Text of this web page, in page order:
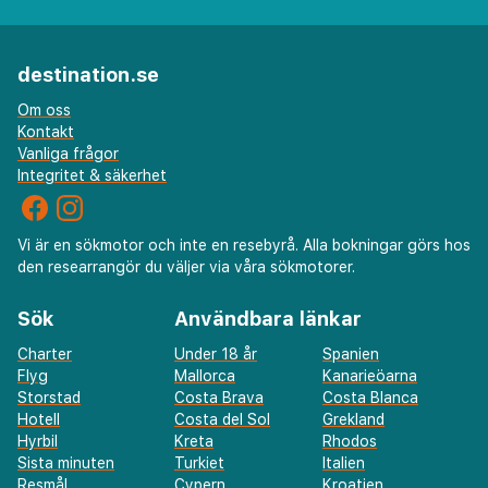
destination.se
Om oss
Kontakt
Vanliga frågor
Integritet & säkerhet
Vi är en sökmotor och inte en resebyrå. Alla bokningar görs hos
den researrangör du väljer via våra sökmotorer.
Sök
Charter
Flyg
Storstad
Hotell
Hyrbil
Sista minuten
Användbara länkar
Under 18 år
Spanien
Mallorca
Kanarieöarna
Costa Brava
Costa Blanca
Costa del Sol
Grekland
Kreta
Rhodos
Turkiet
Italien